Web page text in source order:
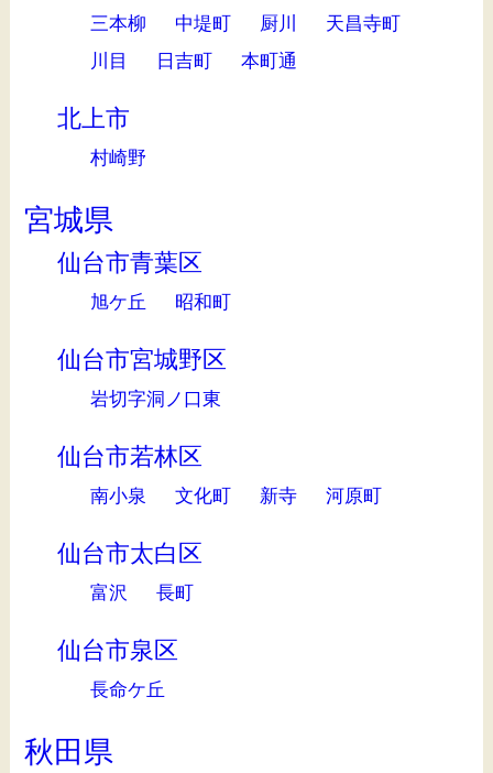
三本柳 中堤町 厨川
天昌寺町
川目
日吉町 本町通
北上市
村崎野
宮城県
仙台市青葉区
旭ケ丘 昭和町
仙台市宮城野区
岩切字洞ノ口東
仙台市若林区
南小泉 文化町 新寺 河原町
仙台市太白区
富沢 長町
仙台市泉区
長命ケ丘
秋田県